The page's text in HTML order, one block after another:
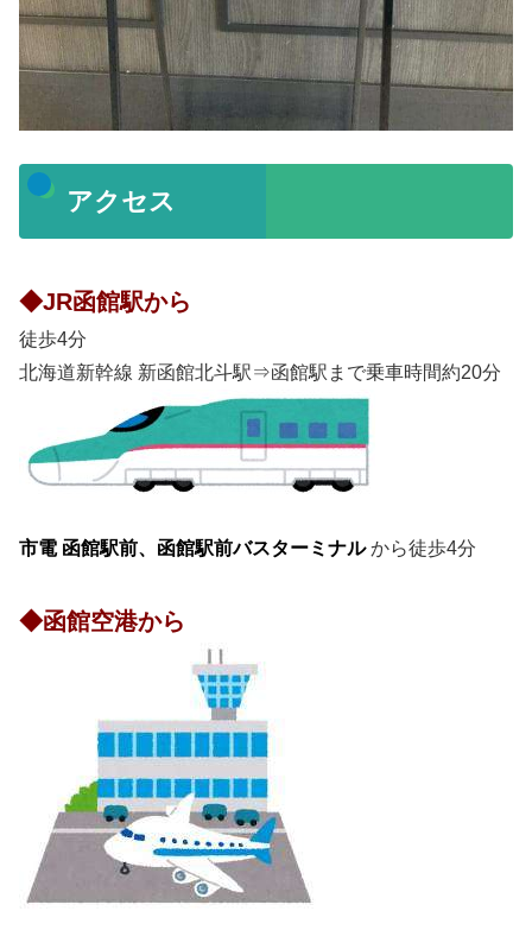
アクセス
◆JR函館駅から
徒歩4分
北海道新幹線 新函館北斗駅⇒函館駅まで乗車時間約20分
市電 函館駅前、函館駅前バスターミナル から徒歩4分
◆函館空港から